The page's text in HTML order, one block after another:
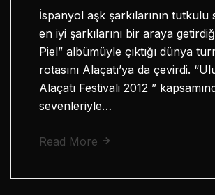
İspanyol aşk şarkılarının tutkulu
en iyi şarkılarını bir araya
Piel” albümüyle çıktığı dünya
rotasını Alaçatı’ya da çevirdi.
Alaçatı Festivali 2012 ”
sevenleriyle…
Read More